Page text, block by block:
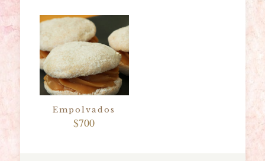
Empolvados
$700